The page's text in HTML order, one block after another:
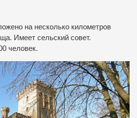
на несколько километров
Имеет сельский совет.
человек.